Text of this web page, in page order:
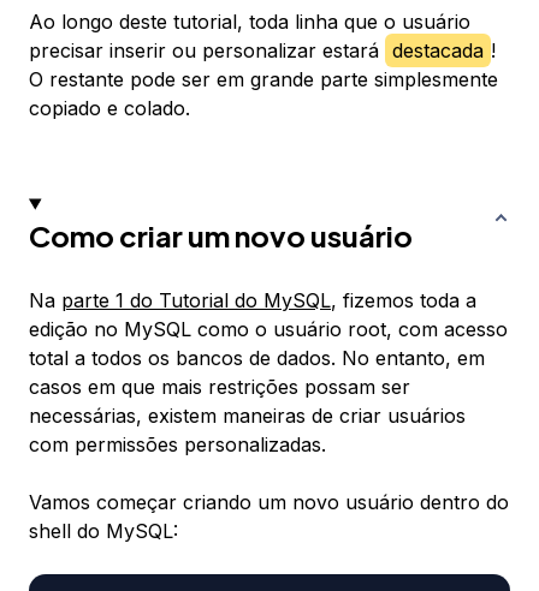
Ao longo deste tutorial, toda linha que o usuário
precisar inserir ou personalizar estará destacada !
O restante pode ser em grande parte simplesmente
copiado e colado.
Como criar um novo usuário
Na parte 1 do Tutorial do MySQL, fizemos toda a
edição no MySQL como o usuário root, com acesso
total a todos os bancos de dados. No entanto, em
casos em que mais restrições possam ser
necessárias, existem maneiras de criar usuários
com permissões personalizadas.
Vamos começar criando um novo usuário dentro do
shell do MySQL: